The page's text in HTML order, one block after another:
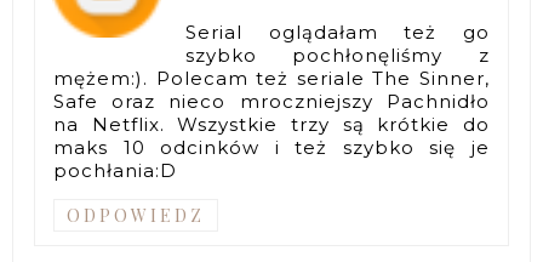
Serial oglądałam też go
szybko pochłonęliśmy z
mężem:). Polecam też seriale The Sinner,
Safe oraz nieco mroczniejszy Pachnidło
na Netflix. Wszystkie trzy są krótkie do
maks 10 odcinków i też szybko się je
pochłania:D
ODPOWIEDZ